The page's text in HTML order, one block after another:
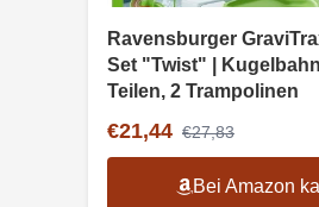
Ravensburger
Set "Twist" |
Teilen, 2 Trampolinen
€21,44 €27,83
Bei Amazon